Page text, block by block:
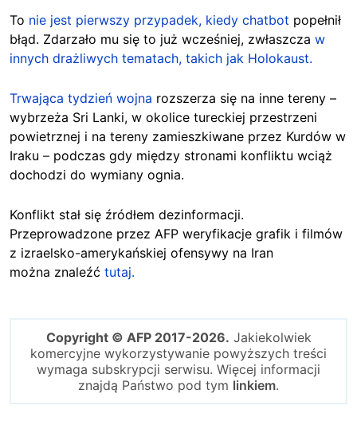
To nie jest pierwszy przypadek, kiedy chatbot popełnił
błąd. Zdarzało mu się to już wcześniej, zwłaszcza w
innych drażliwych tematach, takich jak Holokaust.
Trwająca tydzień wojna rozszerza się na inne tereny –
wybrzeża Sri Lanki, w okolice tureckiej przestrzeni
powietrznej i na tereny zamieszkiwane przez Kurdów w
Iraku – podczas gdy między stronami konfliktu wciąż
dochodzi do wymiany ognia.
Konflikt stał się źródłem dezinformacji.
Przeprowadzone przez AFP weryfikacje grafik i filmów
z izraelsko-amerykańskiej ofensywy na Iran
można znaleźć tutaj.
Copyright © AFP 2017-2026. Jakiekolwiek
komercyjne wykorzystywanie powyższych treści
wymaga subskrypcji serwisu. Więcej informacji
znajdą Państwo pod tym linkiem.